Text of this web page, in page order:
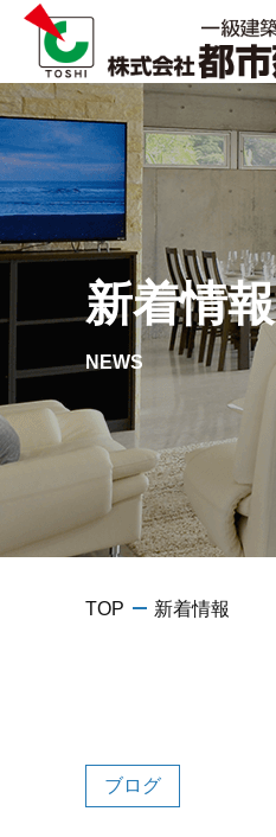
新着情報
NEWS
TOP 新着情報
ブログ